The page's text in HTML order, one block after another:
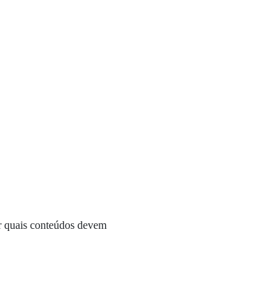
conteúdos devem